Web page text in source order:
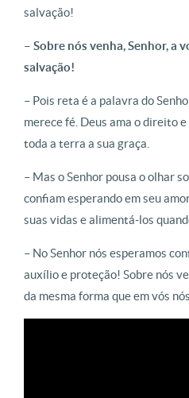
salvação!
– Sobre nós venha, Senhor, a
salvação!
– Pois reta é a palavra do
merece fé. Deus ama o direito
toda a terra a sua graça.
– Mas o Senhor pousa o olhar
confiam esperando em seu
suas vidas e alimentá-los
– No Senhor nós esperamos
auxílio e proteção! Sobre nós
da mesma forma que em vós